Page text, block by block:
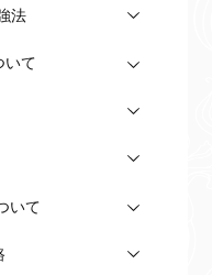
法
いて
いて